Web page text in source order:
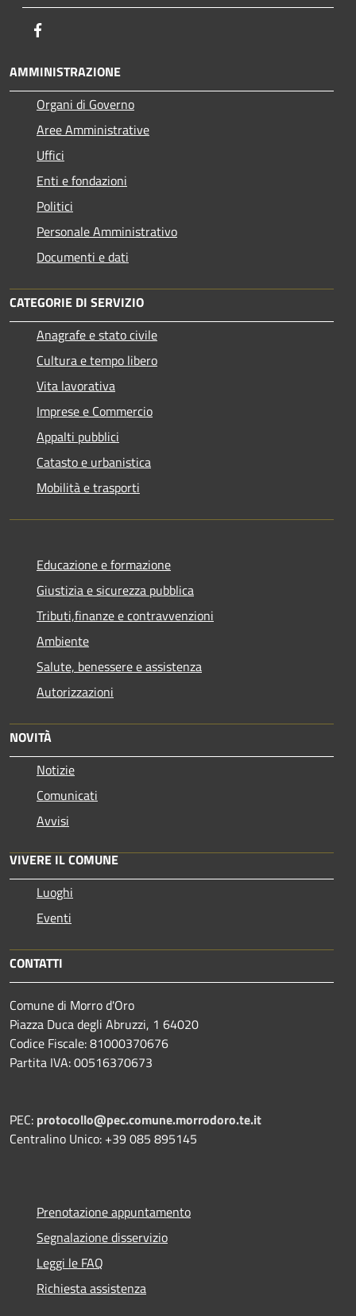
AMMINISTRAZIONE
Organi di Governo
Aree Amministrative
Uffici
Enti e fondazioni
Politici
Personale Amministrativo
Documenti e dati
CATEGORIE DI SERVIZIO
Anagrafe e stato civile
Cultura e tempo libero
Vita lavorativa
Imprese e Commercio
Appalti pubblici
Catasto e urbanistica
Mobilità e trasporti
Educazione e formazione
Giustizia e sicurezza pubblica
Tributi,finanze e contravvenzioni
Ambiente
Salute, benessere e assistenza
Autorizzazioni
NOVITÀ
Notizie
Comunicati
Avvisi
VIVERE IL COMUNE
Luoghi
Eventi
CONTATTI
Comune di Morro d'Oro
Piazza Duca degli Abruzzi, 1 64020
Codice Fiscale: 81000370676
Partita IVA: 00516370673
PEC: protocollo@pec.comune.morrodoro.te.it
Centralino Unico: +39 085 895145
Prenotazione appuntamento
Segnalazione disservizio
Leggi le FAQ
Richiesta assistenza